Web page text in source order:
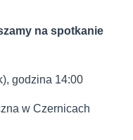
na spotkanie
godzina 14:00
w Czernicach